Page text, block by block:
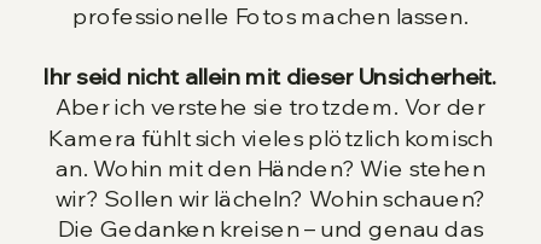
professionelle Fotos machen lassen.
Ihr seid nicht allein mit dieser Unsicherheit.
Aber ich verstehe sie trotzdem. Vor der
Kamera fühlt sich vieles plötzlich komisch
an. Wohin mit den Händen? Wie stehen
wir? Sollen wir lächeln? Wohin schauen?
Die Gedanken kreisen – und genau das